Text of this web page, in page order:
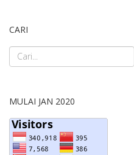
CARI
MULAI JAN 2020